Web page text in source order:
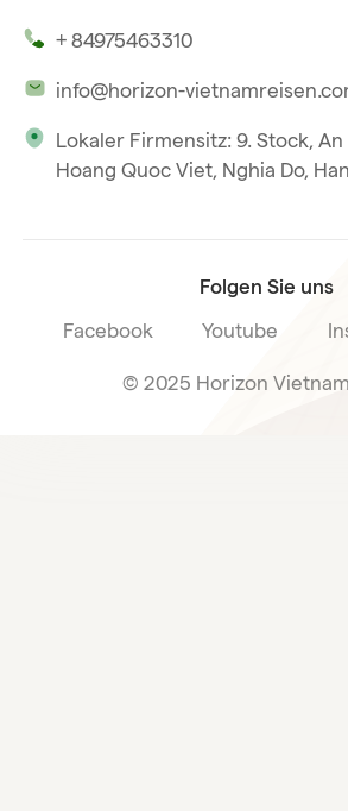
Unsere internationale
+ 84975463310
info@horizon-
Lokaler Firmensitz: 9. Stock,
Hoang Quoc Viet, Nghia Do,
Folgen Sie uns
Facebook Youtube
© 2025 Horizon